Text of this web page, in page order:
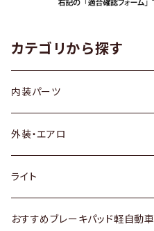
カテゴリから探す
内装パーツ
トヨタ
ホンダ
スズキ
外装・エアロ
トヨタ
ホンダ
ライト
トヨタ
おすすめブレーキパッド軽自動車